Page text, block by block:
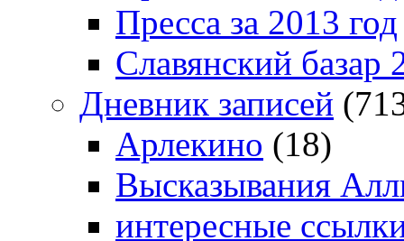
Пресса за 2013 год
Славянский базар
Дневник записей
Арлекино (18)
Высказывания
интересные